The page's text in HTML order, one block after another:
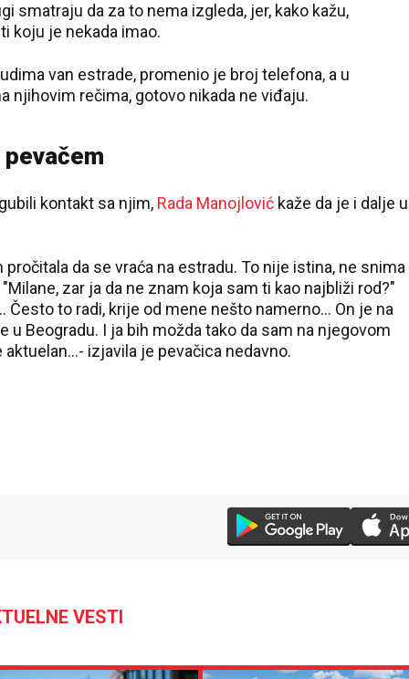
smatraju da za to nema izgleda, jer, kako kažu,
koju je nekada imao.
van estrade, promenio je broj telefona, a u
njihovim rečima, gotovo nikada ne viđaju.
kontakt sa njim, Rada Manojlović kaže da je i dalje u
da se vraća na estradu. To nije istina, ne snima
zar ja da ne znam koja sam ti kao najbliži rod?"
to radi, krije od mene nešto namerno... On je na
u Beogradu. I ja bih možda tako da sam na njegovom
izjavila je pevačica nedavno.
VESTI